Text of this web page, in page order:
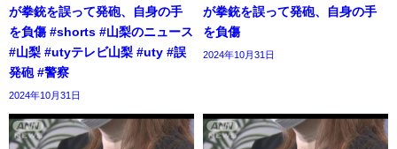
が拳銃を誤って発砲、自身の手
を負傷 #shorts #山梨のニュース
#山梨 #utyテレビ山梨 #uty #誤
発砲 #警察
2024年10月31日
が拳銃を誤って発砲、自身の手
を負傷
2024年10月31日